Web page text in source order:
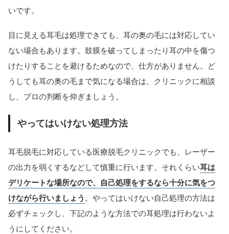
いです。
目に見える耳毛は処理できても、耳の奥の毛には対応してい
ない場合もあります。鼓膜を破ってしまったり耳の中を傷つ
けたりすることを避けるためなので、仕方がありません。ど
うしても耳の奥の毛まで気になる場合は、クリニックに相談
し、プロの判断を仰ぎましょう。
やってはいけない処理方法
耳毛脱毛に対応している医療脱毛クリニックでも、レーザー
の出力を弱くするなどして慎重に行います。それくらい耳は
デリケートな場所なので、自己処理をするなら十分に気をつ
けながら行いましょう 。やってはいけない自己処理の方法は
必ずチェックし、下記のような方法での耳処理は行わないよ
うにしてください。